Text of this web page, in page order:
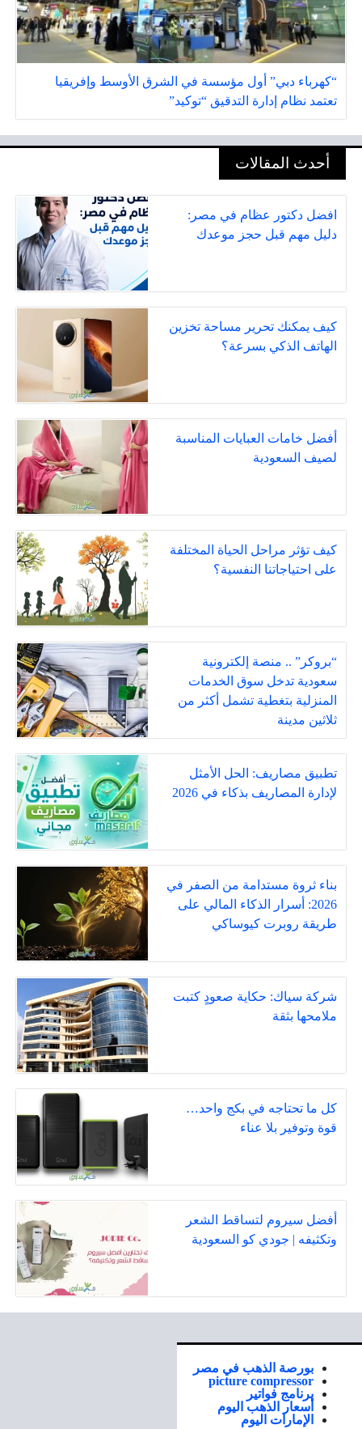
“كهرباء دبي” أول مؤسسة في الشرق الأوسط وإفريقيا
تعتمد نظام إدارة التدقيق “توكيد”
أحدث المقالات
افضل دكتور عظام في مصر:
دليل مهم قبل حجز موعدك
كيف يمكنك تحرير مساحة تخزين
الهاتف الذكي بسرعة؟
أفضل خامات العبايات المناسبة
لصيف السعودية
كيف تؤثر مراحل الحياة المختلفة
على احتياجاتنا النفسية؟
“بروكر” .. منصة إلكترونية
سعودية تدخل سوق الخدمات
المنزلية بتغطية تشمل أكثر من
ثلاثين مدينة
تطبيق مصاريف: الحل الأمثل
لإدارة المصاريف بذكاء في 2026
بناء ثروة مستدامة من الصفر في
2026: أسرار الذكاء المالي على
طريقة روبرت كيوساكي
شركة سياك: حكاية صعودٍ كتبت
ملامحها بثقة
كل ما تحتاجه في بكج واحد…
قوة وتوفير بلا عناء
أفضل سيروم لتساقط الشعر
وتكثيفه | جودي كو السعودية
بورصة الذهب في مصر
picture compressor
برنامج فواتير
أسعار الذهب اليوم
الإمارات اليوم